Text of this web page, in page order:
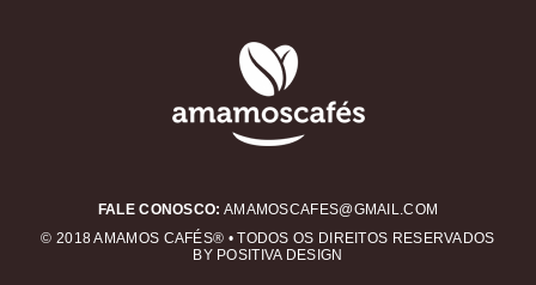
FALE CONOSCO: AMAMOSCAFES@GMAIL.COM
© 2018 AMAMOS CAFÉS® • TODOS OS DIREITOS RESERVADOS
BY POSITIVA DESIGN